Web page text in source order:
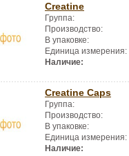
Creatine
Группа:
Производство:
В упаковке:
Единица измерения:
Наличие:
Creatine Caps
Группа:
Производство:
В упаковке:
Единица измерения:
Наличие: